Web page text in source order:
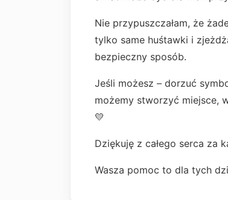
Nie przypuszczałam, że
tylko same huśtawki i
bezpieczny sposób.
Jeśli możesz – dorzuć
możemy stworzyć miejsce,
💛
Dziękuję z całego serca za
Wasza pomoc to dla tych